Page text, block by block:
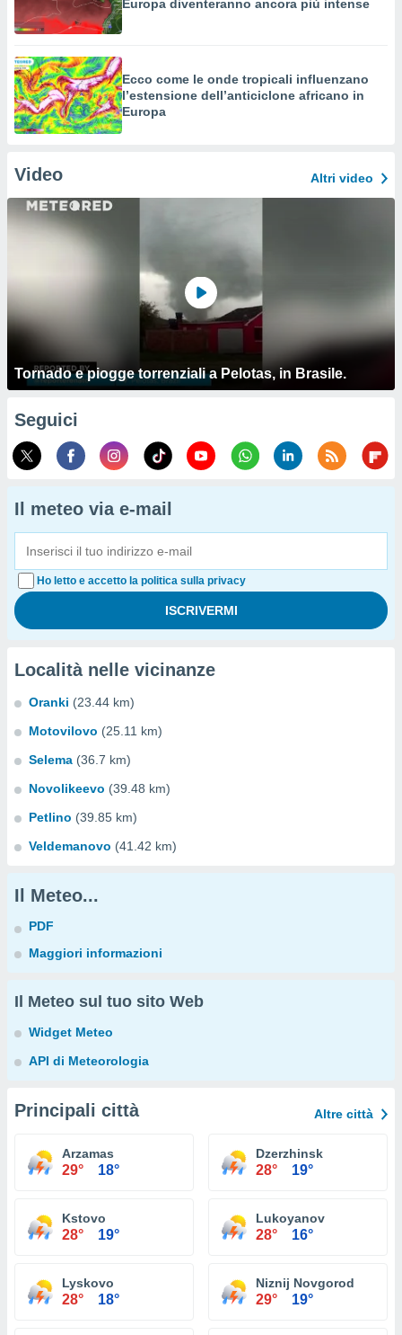
Europa diventeranno ancora più intense
Ecco come le onde tropicali influenzano
l’estensione dell’anticiclone africano in
Europa
Video Altri video
Tornado e piogge torrenziali a Pelotas, in Brasile.
Seguici
Il meteo via e-mail
Ho letto e accetto la politica sulla privacy
Località nelle vicinanze
Oranki (23.44 km)
Motovilovo (25.11 km)
Selema (36.7 km)
Novolikeevo (39.48 km)
Petlino (39.85 km)
Veldemanovo (41.42 km)
Il Meteo...
PDF
Maggiori informazioni
Il Meteo sul tuo sito Web
Widget Meteo
API di Meteorologia
Principali città Altre città
Arzamas
29° 18°
Dzerzhinsk
28° 19°
Kstovo
28° 19°
Lukoyanov
28° 16°
Lyskovo
28° 18°
Niznij Novgorod
29° 19°